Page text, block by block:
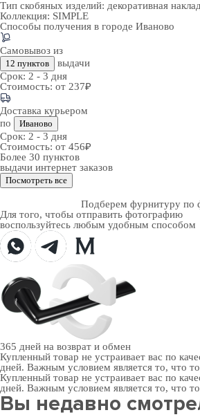
Тип скобяных изделий: декоративная
Коллекция: SIMPLE
Способы получения в городе Иваново
Самовывоз из
12 пунктов
выдачи
Срок: 2 - 3 дня
Стоимость: от 237₽
Доставка курьером
по
Иваново
Срок: 2 - 3 дня
Стоимость: от 456₽
Более 30 пунктов
выдачи интернет заказов
Посмотреть все
Подберем фурнитуру по
Для того, чтобы отправить фотографию
воспользуйтесь любым удобным способом
365 дней на возврат и обмен
Купленный товар не устраивает вас по
дней. Важным условием является то, что
Купленный товар не устраивает вас по
дней. Важным условием является то, что
Вы недавно